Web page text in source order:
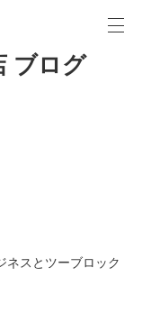
ブログ
ネスとツーブロック